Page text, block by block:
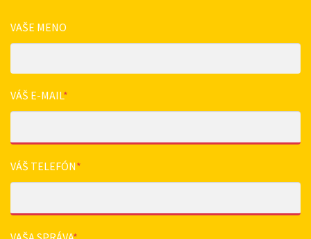
VAŠE MENO
VÁŠ E-MAIL*
VÁŠ TELEFÓN*